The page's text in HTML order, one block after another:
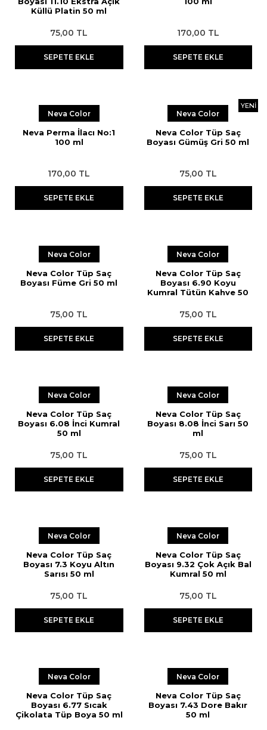
Küllü Platin 50 ml
75,00 TL
SEPETE EKLE
170,00 TL
SEPETE EKLE
Neva Color
Neva Perma İlacı No:1
100 ml
170,00 TL
SEPETE EKLE
YENİ
Neva Color
Neva Color Tüp Saç
Boyası Gümüş Gri 50 ml
75,00 TL
SEPETE EKLE
Neva Color
Neva Color Tüp Saç
Boyası Füme Gri 50 ml
75,00 TL
SEPETE EKLE
Neva Color
Neva Color Tüp Saç
Boyası 6.90 Koyu
Kumral Tütün Kahve 50
75,00 TL
SEPETE EKLE
Neva Color
Neva Color Tüp Saç
Boyası 6.08 İnci Kumral
50 ml
75,00 TL
SEPETE EKLE
Neva Color
Neva Color Tüp Saç
Boyası 8.08 İnci Sarı 50
ml
75,00 TL
SEPETE EKLE
Neva Color
Neva Color Tüp Saç
Boyası 7.3 Koyu Altın
Sarısı 50 ml
75,00 TL
SEPETE EKLE
Neva Color
Neva Color Tüp Saç
Boyası 9.32 Çok Açık Bal
Kumral 50 ml
75,00 TL
SEPETE EKLE
Neva Color
Neva Color Tüp Saç
Boyası 6.77 Sıcak
Çikolata Tüp Boya 50 ml
Neva Color
Neva Color Tüp Saç
Boyası 7.43 Dore Bakır
50 ml
Tıraş Sabunu
Eldiven
Boyun Bandı
Sakal Bakımı
Yüz Temizleme Cihazı
Ağda Isıtma Cihazları Temizleme
Solüsyonu